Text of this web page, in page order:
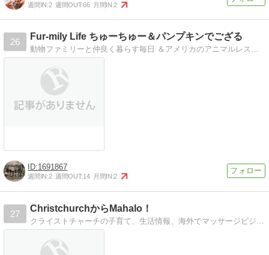
週間IN:2 週間OUT:66 月間IN:2
26
Fur-mily Life ちゅーちゅー＆パンプキンでござる
1691867
週間IN:2 週間OUT:14 月間IN:2
27
ChristchurchからMahalo！